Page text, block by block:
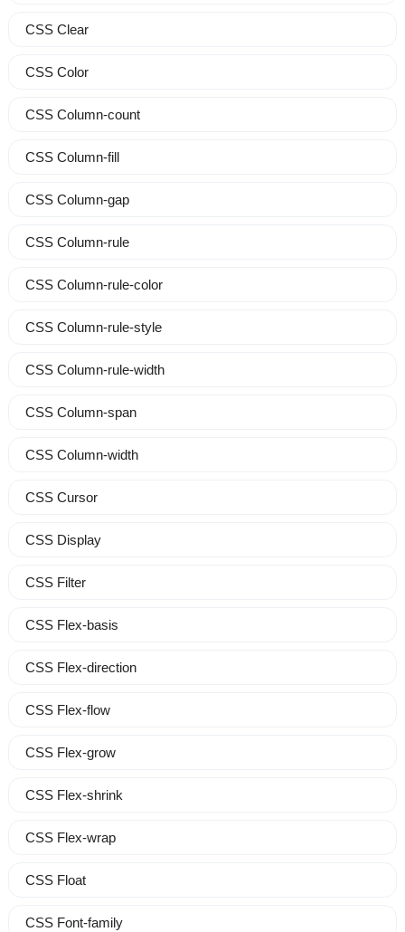
CSS Clear
CSS Color
CSS Column-count
CSS Column-fill
CSS Column-gap
CSS Column-rule
CSS Column-rule-color
CSS Column-rule-style
CSS Column-rule-width
CSS Column-span
CSS Column-width
CSS Cursor
CSS Display
CSS Filter
CSS Flex-basis
CSS Flex-direction
CSS Flex-flow
CSS Flex-grow
CSS Flex-shrink
CSS Flex-wrap
CSS Float
CSS Font-family